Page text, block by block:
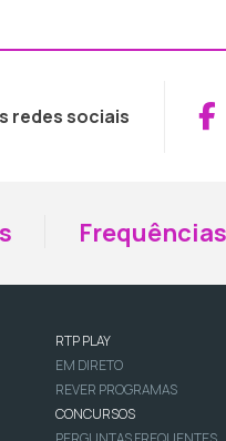
redes sociais
Frequências
RTP PLAY
EM DIRETO
REVER PROGRAMAS
CONCURSOS